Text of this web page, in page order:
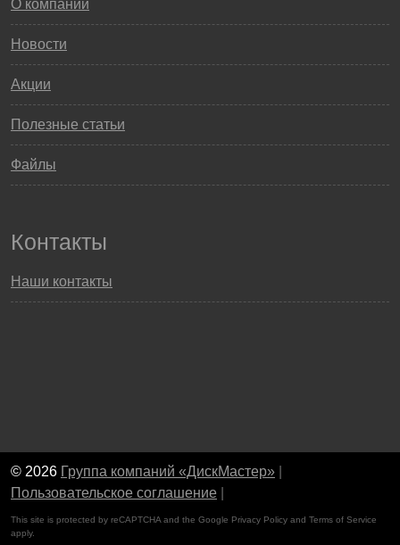
О компании
Новости
Акции
Полезные статьи
Файлы
Контакты
Наши контакты
© 2026 Группа компаний «ДискМастер»
Пользовательское соглашение
This site is protected by reCAPTCHA and the Google Privacy Policy and Terms of Service
apply.